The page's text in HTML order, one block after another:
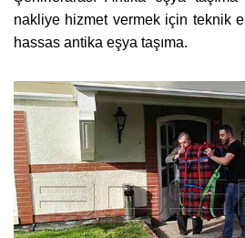
nakliye hizmet vermek için teknik
hassas antika eşya taşıma.